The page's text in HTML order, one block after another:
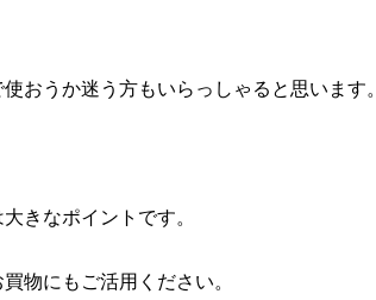
おうか迷う方もいらっしゃると思います。
きなポイントです。
物にもご活用ください。